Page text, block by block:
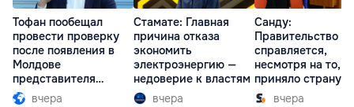
Тофан пообещал
провести проверку
после появления в
Молдове
представителя
Южной Осетии
вчера
Стамате: Главная
причина отказа
экономить
электроэнергию —
недоверие к властям
вчера
Санду:
Правительство
справляется,
несмотря на то,
приняло страну в
разгар кризиса
вчера